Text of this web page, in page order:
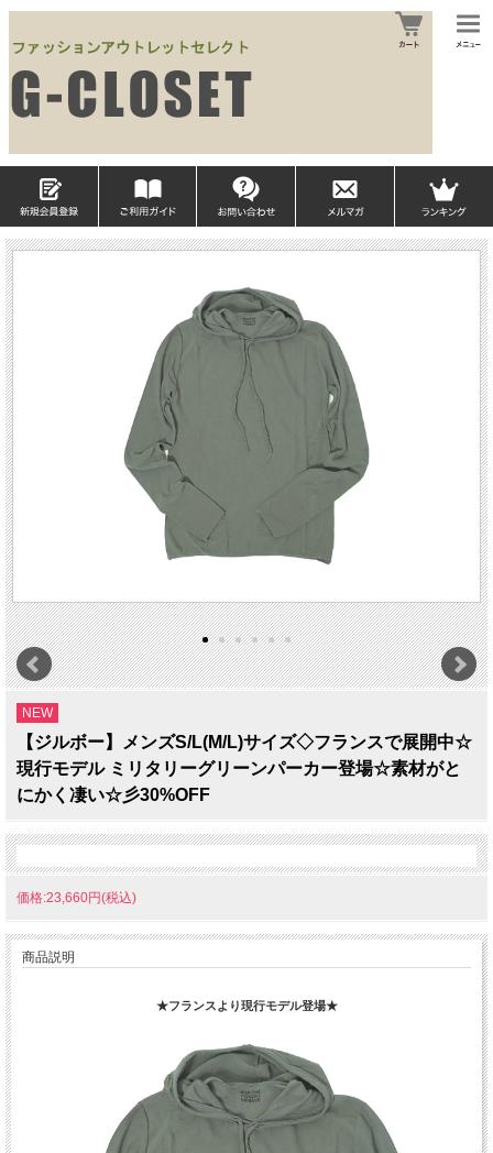
NEW
【ジルボー】メンズS/L(M/L)サイズ◇フランスで展開中☆
現行モデル ミリタリーグリーンパーカー登場☆素材がと
にかく凄い☆彡30%OFF
価格:23,660円(税込)
商品説明
★フランスより現行モデル登場★